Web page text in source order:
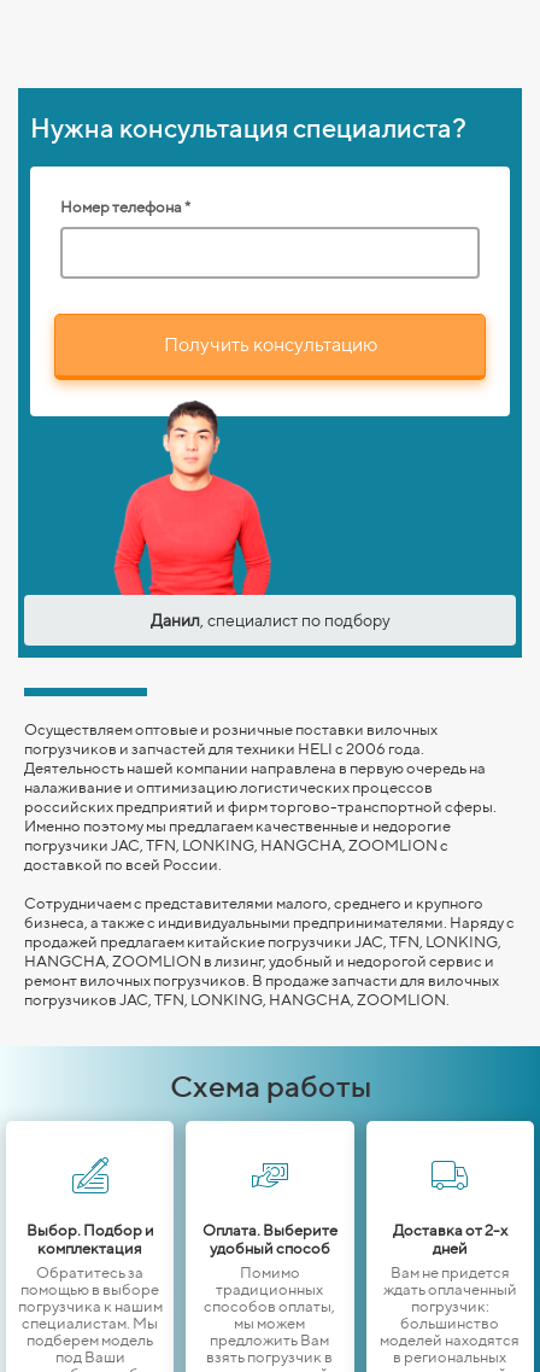
Нужна консультация специалиста?
Номер телефона *
Получить консультацию
Данил, специалист по подбору
Осуществляем оптовые и розничные поставки вилочных
погрузчиков и запчастей для техники HELI с 2006 года.
Деятельность нашей компании направлена в первую очередь на
налаживание и оптимизацию логистических процессов
российских предприятий и фирм торгово-транспортной сферы.
Именно поэтому мы предлагаем качественные и недорогие
погрузчики JAC, TFN, LONKING, HANGCHA, ZOOMLION с
доставкой по всей России.
Сотрудничаем с представителями малого, среднего и крупного
бизнеса, а также с индивидуальными предпринимателями. Наряду с
продажей предлагаем китайские погрузчики JAC, TFN, LONKING,
HANGCHA, ZOOMLION в лизинг, удобный и недорогой сервис и
ремонт вилочных погрузчиков. В продаже запчасти для вилочных
погрузчиков JAC, TFN, LONKING, HANGCHA, ZOOMLION
Схема работы
Выбор. Подбор и
комплектация
Обратитесь за
помощью в выборе
погрузчика к нашим
специалистам. Мы
подберем модель
под Ваши
Оплата. Выберите
удобный способ
Помимо
традиционных
способов оплаты,
мы можем
предложить Вам
взять погрузчик в
Доставка от 2-х
дней
Вам не придется
ждать оплаченный
погрузчик:
большинство
моделей находятся
в региональных